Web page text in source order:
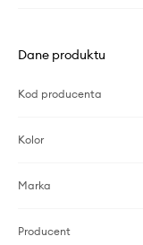
Dane produktu
Kod producenta
Kolor
Marka
Producent